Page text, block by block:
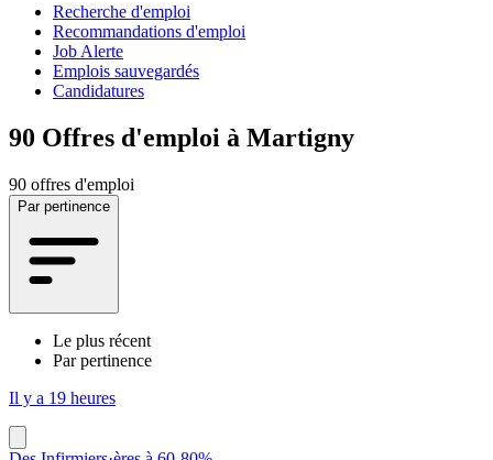
Recherche d'emploi
Recommandations d'emploi
Job Alerte
Emplois sauvegardés
Candidatures
90 Offres d'emploi à Martigny
90 offres d'emploi
Par pertinence
Le plus récent
Par pertinence
Il y a 19 heures